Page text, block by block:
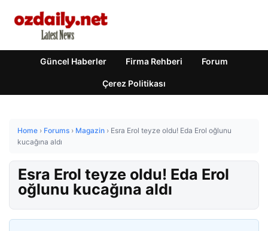
Güncel Haberler Firma Rehberi Forum
Çerez Politikası
Home › Forums › Magazin › Esra Erol teyze oldu! Eda Erol oğlunu
kucağına aldı
Esra Erol teyze oldu! Eda Erol
oğlunu kucağına aldı